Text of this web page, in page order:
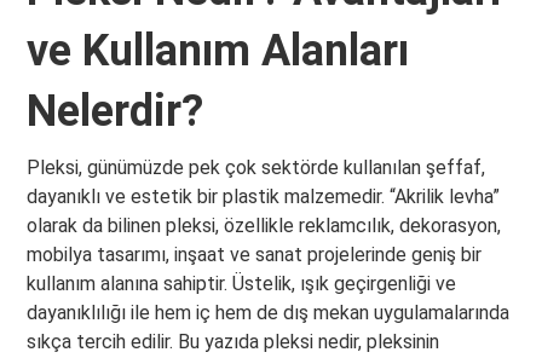
ve Kullanım Alanları
Nelerdir?
Pleksi, günümüzde pek çok sektörde kullanılan şeffaf,
dayanıklı ve estetik bir plastik malzemedir. “Akrilik levha”
olarak da bilinen pleksi, özellikle reklamcılık, dekorasyon,
mobilya tasarımı, inşaat ve sanat projelerinde geniş bir
kullanım alanına sahiptir. Üstelik, ışık geçirgenliği ve
dayanıklılığı ile hem iç hem de dış mekan uygulamalarında
sıkça tercih edilir. Bu yazıda pleksi nedir, pleksinin